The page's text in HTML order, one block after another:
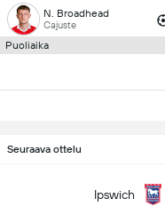
N. Broadhead
Cajuste
Puoliaika
Seuraava ottelu
Ipswich